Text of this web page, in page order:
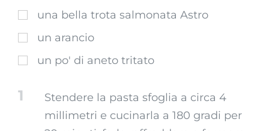
una bella trota salmonata Astro
un arancio
un po' di aneto tritato
1
Stendere la pasta sfoglia a circa 4
millimetri e cucinarla a 180 gradi per